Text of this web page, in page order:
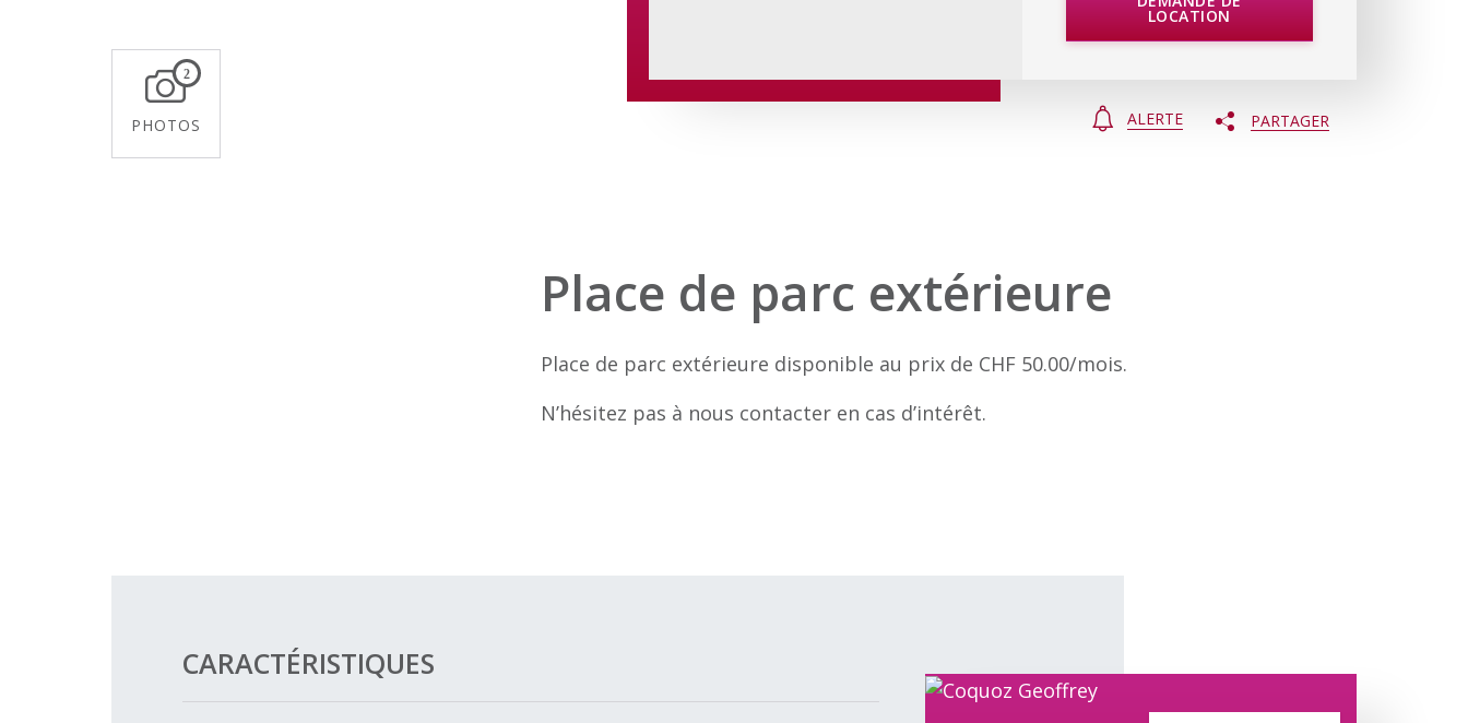
2
PHOTOS
LOCATION
ALERTE PARTAGER
Place de parc extérieure
Place de parc extérieure disponible au prix de CHF 50.00/mois.
N’hésitez pas à nous contacter en cas d’intérêt.
CARACTÉRISTIQUES